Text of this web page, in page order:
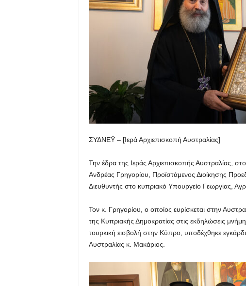
ΣΥΔΝΕΫ – [Ιερά Αρχιεπισκοπή Αυστραλίας]
Την έδρα της Ιεράς Αρχιεπισκοπής Αυστραλίας,
Ανδρέας Γρηγορίου, Προϊστάμενος Διοίκησης
Διευθυντής στο κυπριακό Υπουργείο Γεωργίας,
Τον κ. Γρηγορίου, ο οποίος ευρίσκεται στην
της Κυπριακής Δημοκρατίας στις εκδηλώσεις
τουρκική εισβολή στην Κύπρο, υποδέχθηκε
Αυστραλίας κ. Μακάριος.